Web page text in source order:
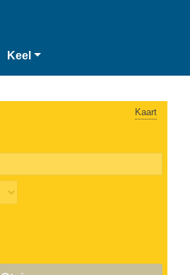
Keel
Kaart